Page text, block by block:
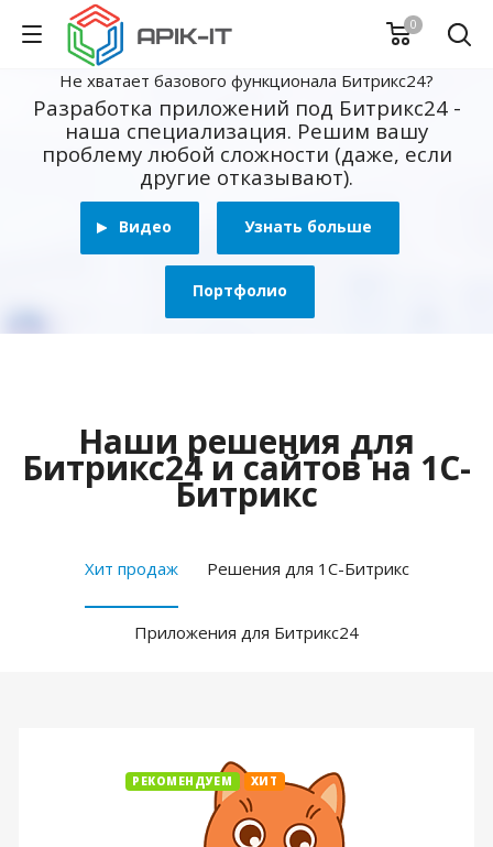
0
Не хватает базового функционала Битрикс24?
Разработка приложений под Битрикс24 -
наша специализация. Решим вашу
проблему любой сложности (даже, если
другие отказывают).
Видео Узнать больше
Портфолио
Наши решения для
Битрикс24 и сайтов на 1С-
Битрикс
Хит продаж Решения для 1С-Битрикс
Приложения для Битрикс24
РЕКОМЕНДУЕМ ХИТ